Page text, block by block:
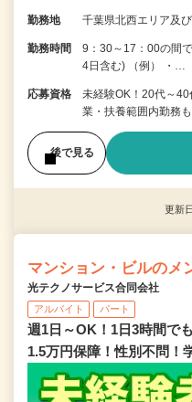
勤務地 千葉県北西エリア及
勤務時間
9：30～17：00の間
4日含む) （例） ・…
応募資格
未経験OK！20代～40
業・扶養範囲内勤務も
後で見る
更新
マンション・ビルのメ
光テクノサービス合同会社
アルバイト パート
週1日～OK！1日3時間で
1.5万円保障！性別不問！